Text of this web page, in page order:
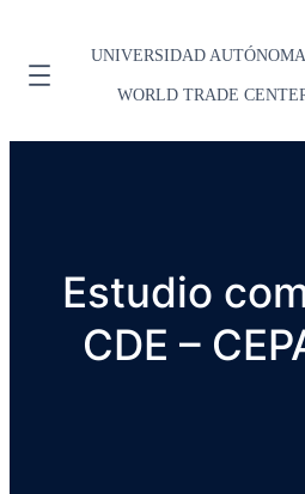
UNIVERSIDAD
WORLD TRADE
Estudio
CDE –